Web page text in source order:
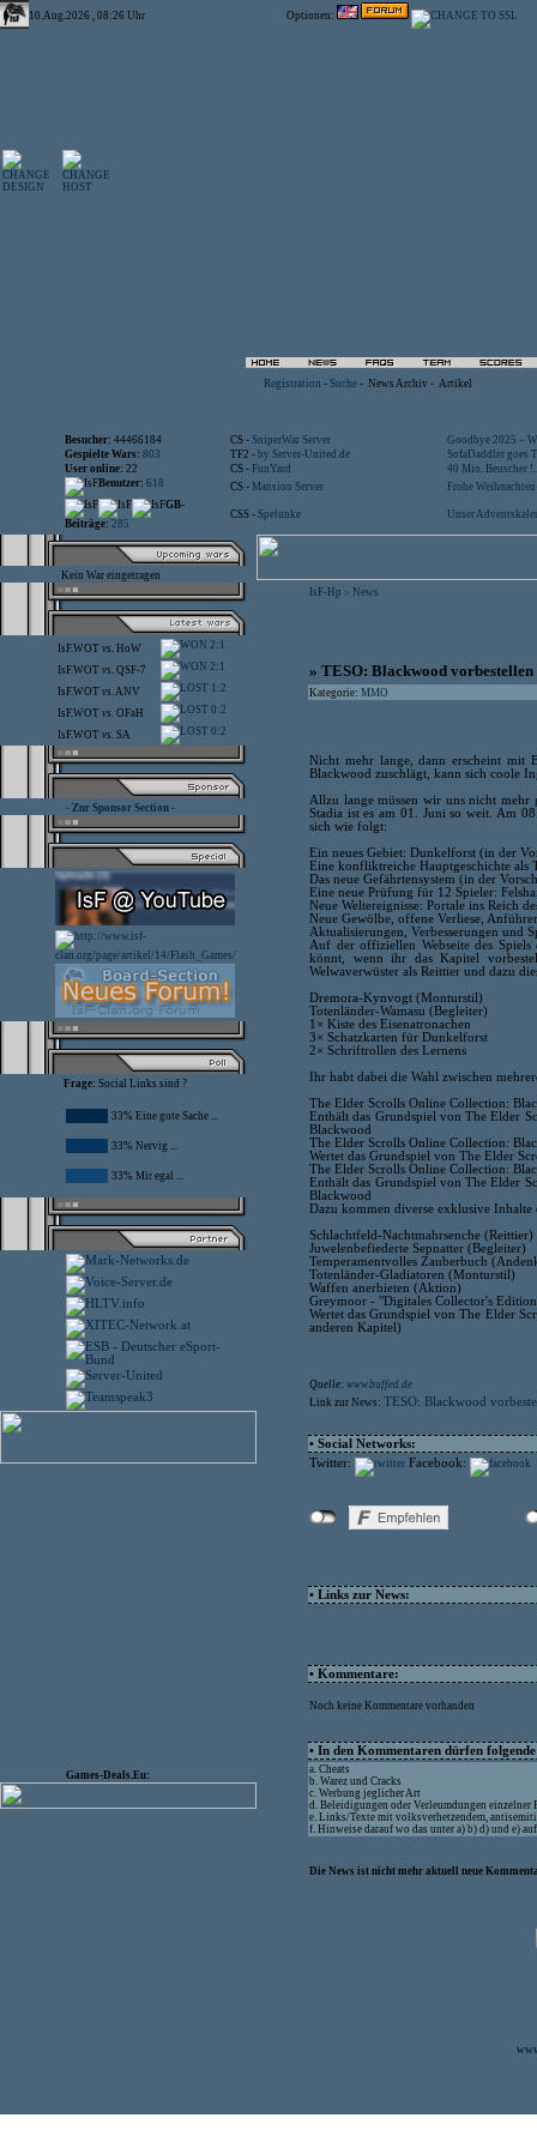
10.Aug.2026 , 08:26 Uhr Optionen:
Registration - Suche - News Archiv - Artikel
Besucher: 44466184 CS - SniperWar Server
Goodbye 2025 –
Gespielte Wars: 803 TF2 - by Server-United.de
SofaDaddler goes
User online: 22 CS - FunYard
40 Mio. Beuscher
Benutzer: 618 CS - Mansion Server
Frohe
GB-
Beiträge: 285
CSS - Spelunke Unser
Kein War eingetragen
IsF.WOT vs. HoW 2:1
IsF.WOT vs. QSF-7 2:1
IsF.WOT vs.ANV 1:2
IsF.WOT vs. OFaH 0:2
IsF.WOT vs. SA 0:2
- Zur Sponsor Section -
Frage: Social Links sind ?
33% Eine gute Sache ...
33% Nervig ...
33% Mir egal ...
Games-Deals.Eu:
IsF-Hp > News
» TESO: Blackwood
Kategorie: MMO
Nicht mehr lange, dann erscheint mit
Blackwood zuschlägt, kann sich coole
Allzu lange müssen wir uns nicht
Stadia ist es am 01. Juni so weit. Am
sich wie folgt:
Ein neues Gebiet: Dunkelforst (in der
Eine konfliktreiche Hauptgeschichte als
Das neue Gefährtensystem (in der
Eine neue Prüfung für 12 Spieler:
Neue Weltereignisse: Portale ins Reich
Neue Gewölbe, offene Verliese,
Aktualisierungen, Verbesserungen und
Auf der offiziellen Webseite des
könnt, wenn ihr das Kapitel
Welwaverwüster als Reittier und dazu
Dremora-Kynvogt (Monturstil)
Totenländer-Wamasu (Begleiter)
1× Kiste des Eisenatronachen
3× Schatzkarten für Dunkelforst
2× Schriftrollen des Lernens
Ihr habt dabei die Wahl zwischen
The Elder Scrolls Online Collection:
Enthält das Grundspiel von The Elder
Blackwood
The Elder Scrolls Online Collection:
Wertet das Grundspiel von The Elder
The Elder Scrolls Online Collection:
Enthält das Grundspiel von The Elder
Blackwood
Dazu kommen diverse exklusive Inhalte
Schlachtfeld-Nachtmahrsenche (Reittier)
Juwelenbefiederte Sepnatter (Begleiter)
Temperamentvolles Zauberbuch
Totenländer-Gladiatoren (Monturstil)
Waffen anerbieten (Aktion)
Greymoor - "Digitales Collector's
Wertet das Grundspiel von The Elder
anderen Kapitel)
Quelle: www.buffed.de
Link zur News: TESO: Blackwood
• Social Networks:
Twitter:
Facebook:
• Links zur News:
• Kommentare:
Noch keine Kommentare vorhanden
• In den Kommentaren dürfen
a. Cheats
b. Warez und Cracks
c. Werbung jeglicher Art
d. Beleidigungen oder Verleumdungen einzelner
e. Links/Texte mit volksverhetzendem,
f. Hinweise darauf wo das unter a) b) d) und e)
Die News ist nicht mehr aktuell neue